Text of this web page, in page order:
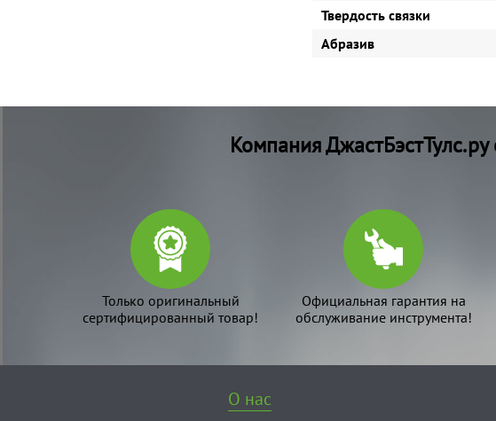
Твердость связки
Абразив
Компания
Только оригинальный
сертифицированный товар!
Официальная гарантия на
обслуживание инструмента!
О нас